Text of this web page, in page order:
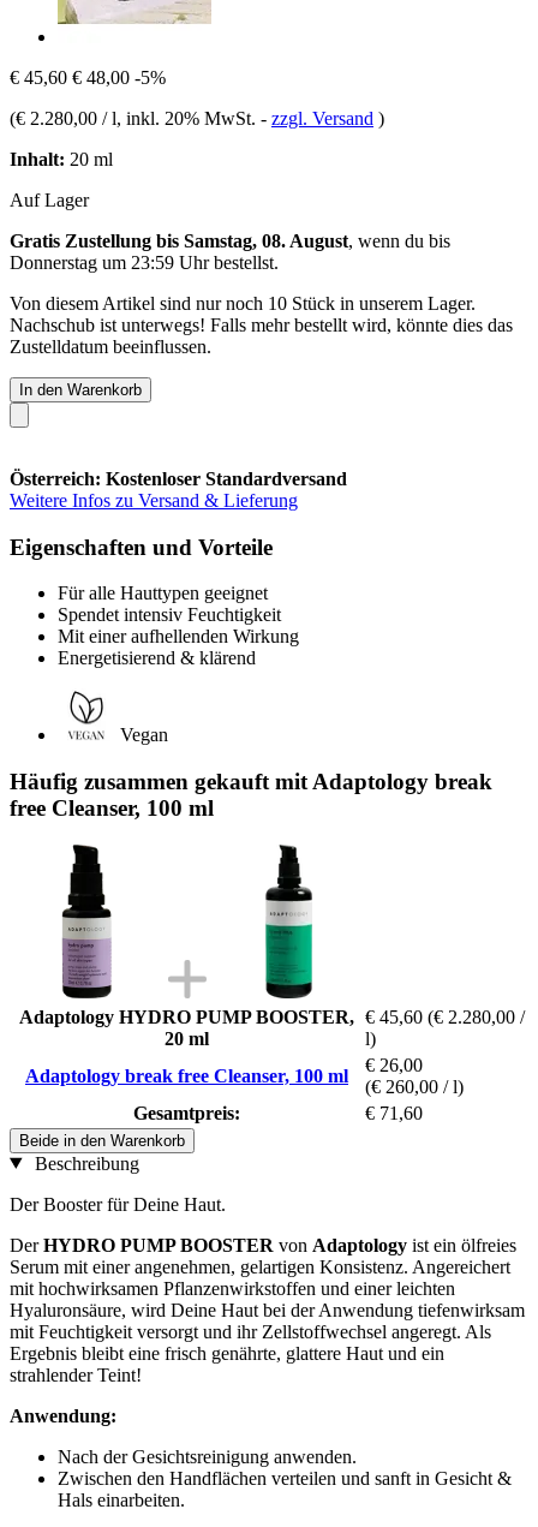
€ 45,60 € 48,00 -5%
(€ 2.280,00 / l, inkl. 20% MwSt. - zzgl. Versand )
Inhalt: 20 ml
Auf Lager
Gratis Zustellung bis Samstag, 08. August, wenn du bis
Donnerstag um 23:59 Uhrbestellst.
Von diesem Artikel sind nur noch 10 Stück in unserem Lager.
Nachschub ist unterwegs! Falls mehr bestellt wird, könnte dies das
Zustelldatum beeinflussen.
In den Warenkorb
Österreich: Kostenloser Standardversand
Weitere Infos zu Versand & Lieferung
Eigenschaften und Vorteile
Für alle Hauttypen geeignet
Spendet intensiv Feuchtigkeit
Mit einer aufhellenden Wirkung
Energetisierend & klärend
Vegan
Häufig zusammen gekauft mit Adaptology break
free Cleanser, 100 ml
Adaptology HYDRO PUMP BOOSTER,
20 ml
€ 45,60 (€ 2.280,00 /
l)
Adaptology break free Cleanser, 100 ml
€ 26,00
(€ 260,00 / l)
Gesamtpreis:
€ 71,60
Beide in den Warenkorb
Beschreibung
Der Booster für Deine Haut.
DerHYDRO PUMP BOOSTER von Adaptology ist ein ölfreies
Serum mit einer angenehmen, gelartigen Konsistenz. Angereichert
mit hochwirksamen Pflanzenwirkstoffen und einer leichten
Hyaluronsäure, wird Deine Haut bei der Anwendung tiefenwirksam
mit Feuchtigkeit versorgt und ihr Zellstoffwechsel angeregt. Als
Ergebnis bleibt eine frisch genährte, glattere Haut und ein
strahlender Teint!
Anwendung:
Nach der Gesichtsreinigung anwenden.
Zwischen den Handflächen verteilen und sanft in Gesicht &
Hals einarbeiten.